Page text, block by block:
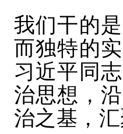
我们干的
而独特的
习近平同
治思想，
治之基，